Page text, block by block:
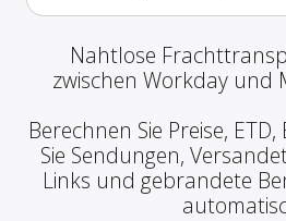
Nahtlose
zwischen Workday und
Berechnen Sie Preise,
Sie Sendungen,
Links und gebrandete